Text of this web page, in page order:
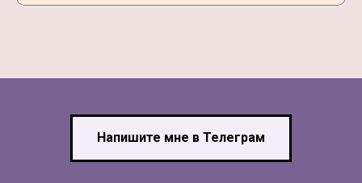
Напишите мне в Телеграм